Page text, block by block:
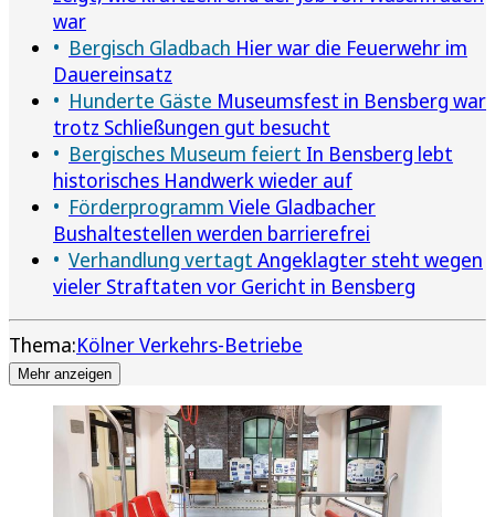
war
Bergisch Gladbach Hier war die Feuerwehr im
Dauereinsatz
Hunderte Gäste Museumsfest in Bensberg war
trotz Schließungen gut besucht
Bergisches Museum feiert In Bensberg lebt
historisches Handwerk wieder auf
Förderprogramm Viele Gladbacher
Bushaltestellen werden barrierefrei
Verhandlung vertagt Angeklagter steht wegen
vieler Straftaten vor Gericht in Bensberg
Thema:Kölner Verkehrs-Betriebe
Mehr anzeigen